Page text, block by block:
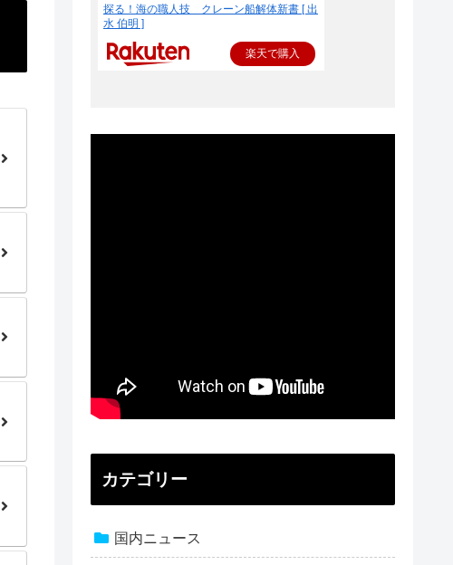
探る！海の職人技 クレーン船解体新書 [ 出
水 伯明 ]
楽天で購入
カテゴリー
国内ニュース